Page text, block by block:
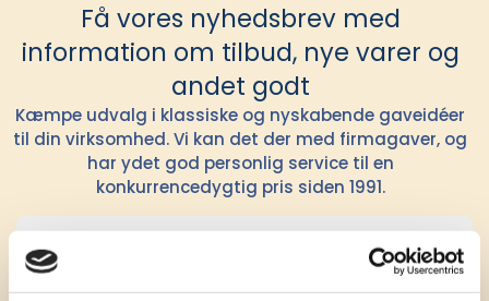
Få vores nyhedsbrev med
information om tilbud, nye varer og
andet godt
Kæmpe udvalg i klassiske og nyskabende gaveidéer
til din virksomhed. Vi kan det der med firmagaver, og
har ydet god personlig service til en
konkurrencedygtig pris siden 1991.